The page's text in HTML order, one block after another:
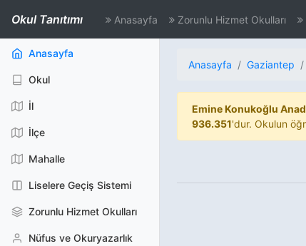
Okul Tanıtımı Anasayfa Zorunlu Hizmet Okulları
Anasayfa
Okul
İl
İlçe
Mahalle
Liselere Geçiş Sistemi
Zorunlu Hizmet Okulları
Nüfus ve Okuryazarlık
Anasayfa Gaziantep
Emine Konukoğlu
936.351'dur. Okulun